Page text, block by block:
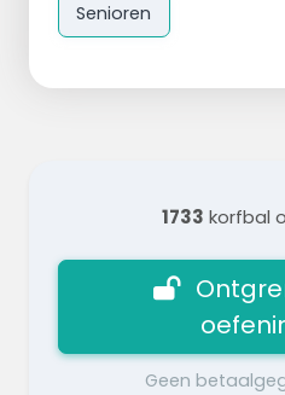
Senioren
1733 korfbal
Geen